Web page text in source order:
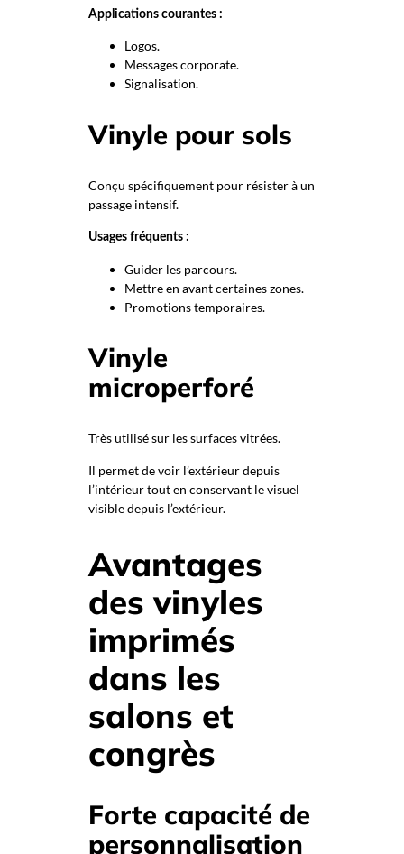
Applications courantes :
Logos.
Messages corporate.
Signalisation.
Vinyle pour sols
Conçu spécifiquement pour résister à un
passage intensif.
Usages fréquents :
Guider les parcours.
Mettre en avant certaines zones.
Promotions temporaires.
Vinyle
microperforé
Très utilisé sur les surfaces vitrées.
Il permet de voir l’extérieur depuis
l’intérieur tout en conservant le visuel
visible depuis l’extérieur.
Avantages
des vinyles
imprimés
dans les
salons et
congrès
Forte capacité de
personnalisation